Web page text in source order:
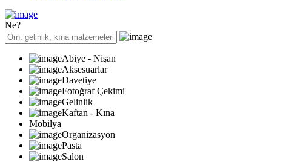
Ne?
Abiye - Nişan
Aksesuarlar
Davetiye
Fotoğraf Çekimi
Gelinlik
Kaftan - Kına
Mobilya
Organizasyon
Pasta
Salon